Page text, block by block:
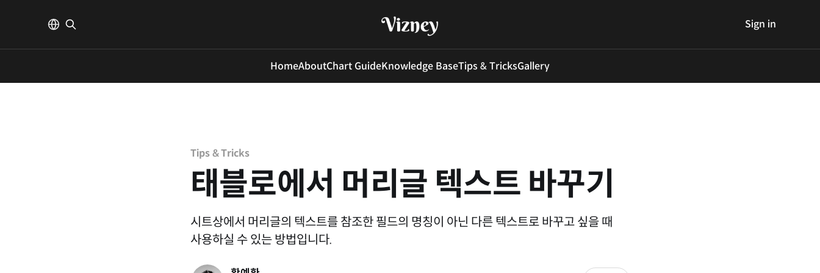
HomeAboutChart GuideKnowledge BaseTips & TricksGallery
Sign in
Tips & Tricks
태블로에서 머리글 텍스트 바꾸기
시트상에서 머리글의 텍스트를 참조한 필드의 명칭이 아닌 다른 텍스트로 바꾸고 싶을 때
사용하실 수 있는 방법입니다.